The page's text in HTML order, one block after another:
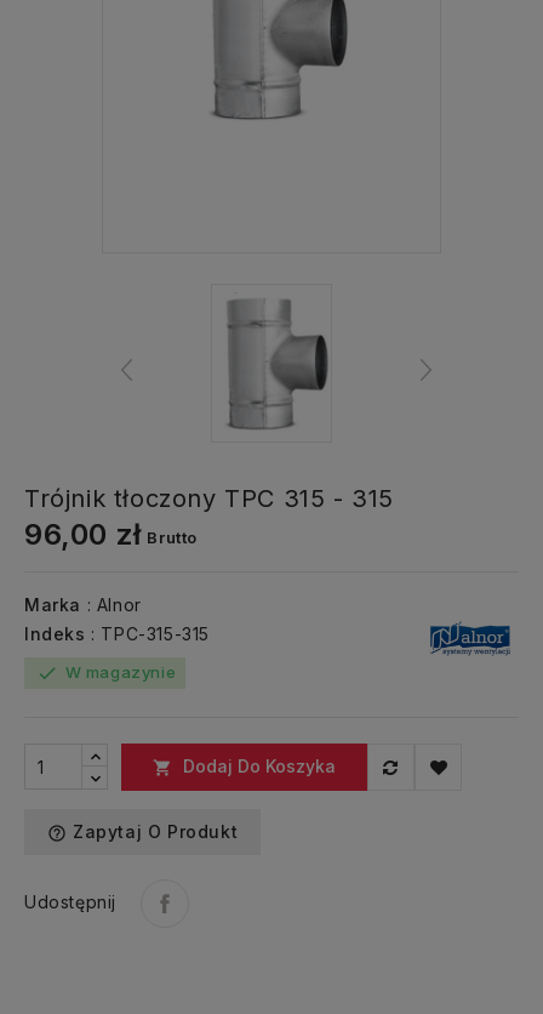
Trójnik tłoczony TPC 315 - 315
96,00 zł Brutto
Marka : Alnor
Indeks : TPC-315-315
check W magazynie
 Dodaj Do Koszyka
help_outline Zapytaj O Produkt
Udostępnij